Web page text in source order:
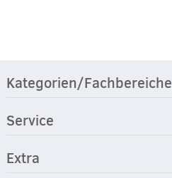
Kategorien/Fachbereiche
Service
Extra